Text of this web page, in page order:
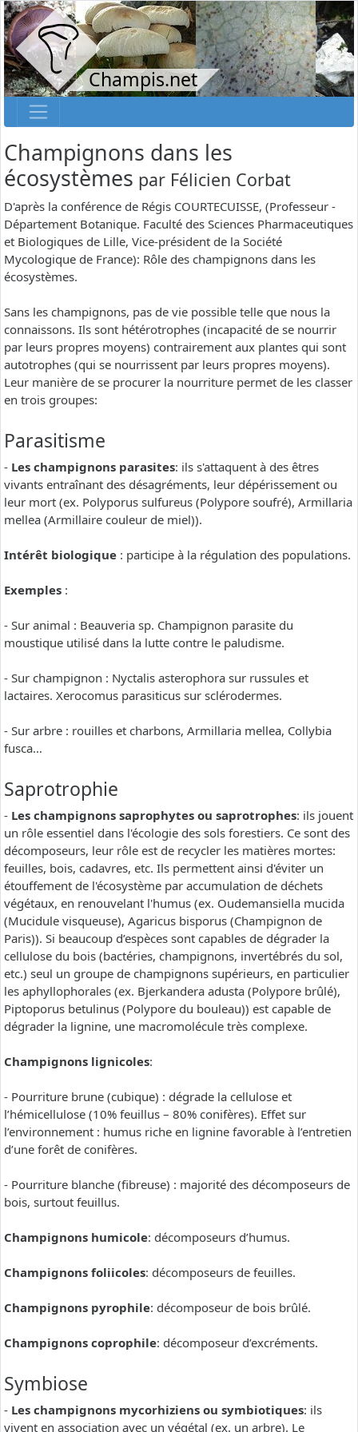
Champis.net
Champignons dans les
écosystèmes par Félicien Corbat
D'après la conférence de Régis COURTECUISSE, (Professeur -
Département Botanique. Faculté des Sciences Pharmaceutiques
et Biologiques de Lille, Vice-président de la Société
Mycologique de France): Rôle des champignons dans les
écosystèmes.
Sans les champignons, pas de vie possible telle que nous la
connaissons. Ils sont hétérotrophes (incapacité de se nourrir
par leurs propres moyens) contrairement aux plantes qui sont
autotrophes (qui se nourrissent par leurs propres moyens).
Leur manière de se procurer la nourriture permet de les classer
en trois groupes:
Parasitisme
- Les champignons parasites: ils s'attaquent à des êtres
vivants entraînant des désagréments, leur dépérissement ou
leur mort (ex. Polyporus sulfureus (Polypore soufré), Armillaria
mellea (Armillaire couleur de miel)).
Intérêt biologique : participe à la régulation des populations.
Exemples :
- Sur animal : Beauveria sp. Champignon parasite du
moustique utilisé dans la lutte contre le paludisme.
- Sur champignon : Nyctalis asterophora sur russules et
lactaires. Xerocomus parasiticus sur sclérodermes.
- Sur arbre : rouilles et charbons, Armillaria mellea, Collybia
fusca…
Saprotrophie
- Les champignons saprophytes ou saprotrophes: ils jouent
un rôle essentiel dans l'écologie des sols forestiers. Ce sont des
décomposeurs, leur rôle est de recycler les matières mortes:
feuilles, bois, cadavres, etc. Ils permettent ainsi d'éviter un
étouffement de l'écosystème par accumulation de déchets
végétaux, en renouvelant l'humus (ex. Oudemansiella mucida
(Mucidule visqueuse), Agaricus bisporus (Champignon de
Paris)). Si beaucoup d’espèces sont capables de dégrader la
cellulose du bois (bactéries, champignons, invertébrés du sol,
etc.) seul un groupe de champignons supérieurs, en particulier
les aphyllophorales (ex. Bjerkandera adusta (Polypore brûlé),
Piptoporus betulinus (Polypore du bouleau)) est capable de
dégrader la lignine, une macromolécule très complexe.
Champignons lignicoles:
- Pourriture brune (cubique) : dégrade la cellulose et
l’hémicellulose (10% feuillus – 80% conifères). Effet sur
l’environnement : humus riche en lignine favorable à l’entretien
d’une forêt de conifères.
- Pourriture blanche (fibreuse) : majorité des décomposeurs de
bois, surtout feuillus.
Champignons humicole: décomposeurs d’humus.
Champignons foliicoles: décomposeurs de feuilles.
Champignons pyrophile: décomposeur de bois brûlé.
Champignons coprophile: décomposeur d’excréments.
Symbiose
- Les champignons mycorhiziens ou symbiotiques: ils
vivent en association avec un végétal (ex. un arbre). Le